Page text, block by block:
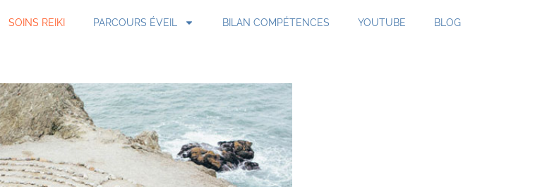
SOINS REIKI PARCOURS ÉVEIL BILAN COMPÉTENCES YOUTUBE BLOG